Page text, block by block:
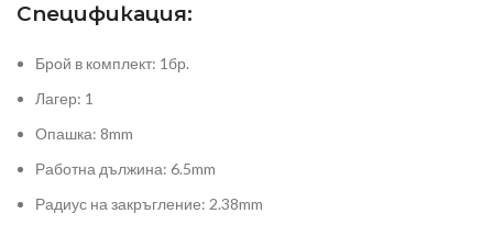
Спецификация:
Брой в комплект: 1бр.
Лагер: 1
Опашка: 8mm
Работна дължина: 6.5mm
Радиус на закръгление: 2.38mm